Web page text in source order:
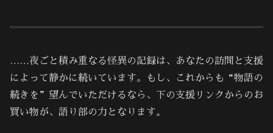
……夜ごと積み重なる怪異の記録は、あなたの訪問と支援
によって静かに続いています。もし、これからも“物語の
続きを”望んでいただけるなら、下の支援リンクからのお
買い物が、語り部の力となります。